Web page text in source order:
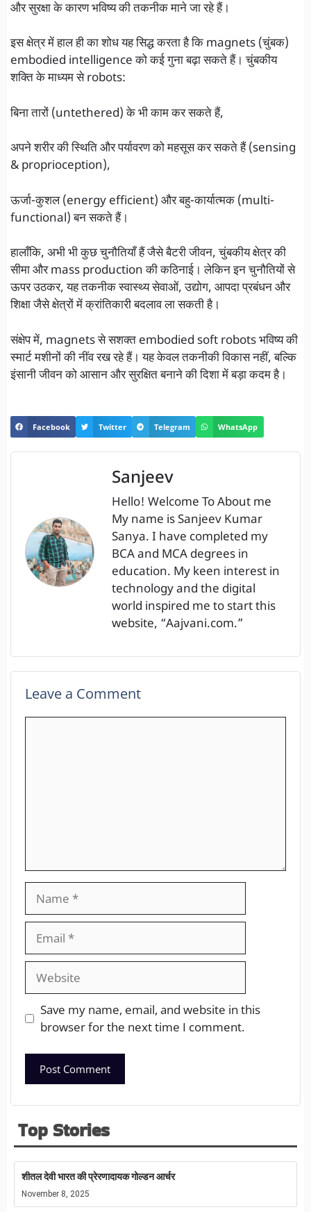
और सुरक्षा के कारण भविष्य की तकनीक माने जा रहे हैं।
इस क्षेत्र में हाल ही का शोध यह सिद्ध करता है कि magnets (चुंबक)
embodied intelligence को कई गुना बढ़ा सकते हैं। चुंबकीय
शक्ति के माध्यम से robots:
बिना तारों (untethered) के भी काम कर सकते हैं,
अपने शरीर की स्थिति और पर्यावरण को महसूस कर सकते हैं (sensing
& proprioception),
ऊर्जा-कुशल (energy efficient) और बहु-कार्यात्मक (multi-
functional) बन सकते हैं।
हालाँकि, अभी भी कुछ चुनौतियाँ हैं जैसे बैटरी जीवन, चुंबकीय क्षेत्र की
सीमा और mass production की कठिनाई। लेकिन इन चुनौतियों से
ऊपर उठकर, यह तकनीक स्वास्थ्य सेवाओं, उद्योग, आपदा प्रबंधन और
शिक्षा जैसे क्षेत्रों में क्रांतिकारी बदलाव ला सकती है।
संक्षेप में, magnets से सशक्त embodied soft robots भविष्य की
स्मार्ट मशीनों की नींव रख रहे हैं। यह केवल तकनीकी विकास नहीं, बल्कि
इंसानी जीवन को आसान और सुरक्षित बनाने की दिशा में बड़ा कदम है।
Facebook Twitter Telegram WhatsApp
Sanjeev
Hello! Welcome To About me
My name is Sanjeev Kumar
Sanya. I have completed my
BCA and MCA degrees in
education. My keen interest in
technology and the digital
world inspired me to start this
website, “Aajvani.com.”
Leave a Comment
Save my name, email, and website in this
browser for the next time I comment.
Top Stories
शीतल देवी भारत की प्रेरणादायक गोल्डन आर्चर
November 8, 2025